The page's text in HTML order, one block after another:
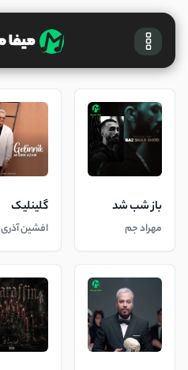
باز شب شد
مهراد جم
گلینلیک
افشین آذری